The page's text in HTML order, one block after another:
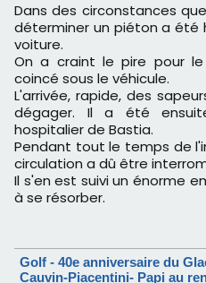
Dans des circonstances que l'enquête de police devra
déterminer un piéton a été
voiture.
On a craint le pire pour
coincé sous le véhicule.
L'arrivée, rapide, des
dégager. Il a été
hospitalier de Bastia.
Pendant tout le temps de
circulation a dû être
Il s'en est suivi un énorme
à se résorber.
Golf - 40e anniversaire du
Cauvin-Piacentini- Papi au